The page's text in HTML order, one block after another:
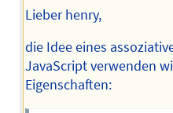
Lieber henry,
die Idee eines
JavaScript verwenden
Eigenschaften: